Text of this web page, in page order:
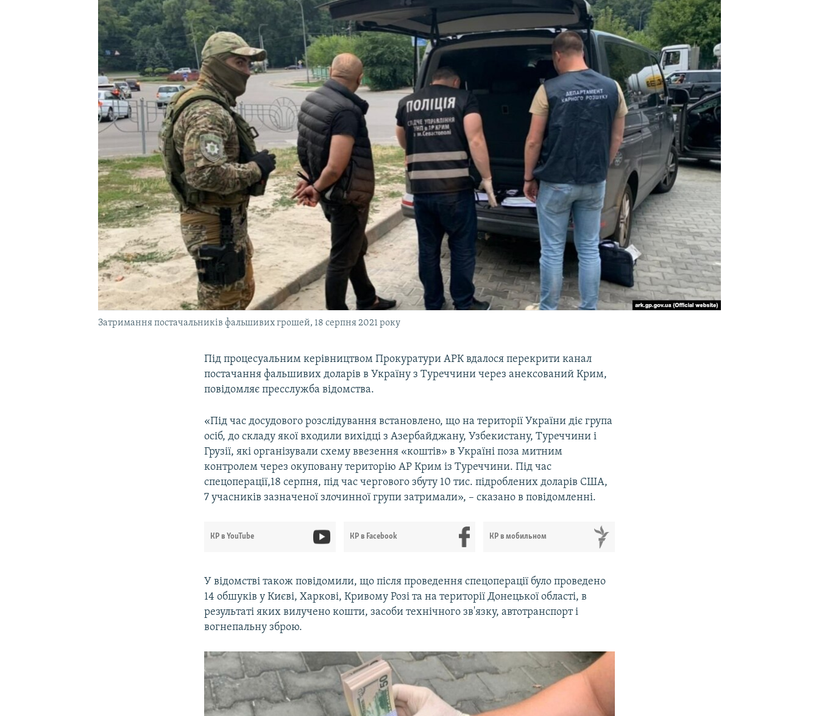
УКРАЇНСЬКА ПРОБЛЕМА КРИМУ
Затримання постачальників фальшивих грошей, 18 серпня 2021 року
Під процесуальним керівництвом Прокуратури АРК вдалося перекрити канал
постачання фальшивих доларів в Україну з Туреччини через анексований Крим,
повідомляє пресслужба відомства.
«Під час досудового розслідування встановлено, що на території України діє група
осіб, до складу якої входили вихідці з Азербайджану, Узбекистану, Туреччини і
Грузії, які організували схему ввезення «коштів» в Україні поза митним
контролем через окуповану територію АР Крим із Туреччини. Під час
спецоперації,18 серпня, під час чергового збуту 10 тис. підроблених доларів США,
7 учасників зазначеної злочинної групи затримали», – сказано в повідомленні.
КР в YouTube КР в Facebook КР в мобильном
У відомстві також повідомили, що після проведення спецоперації було проведено
14 обшуків у Києві, Харкові, Кривому Розі та на території Донецької області, в
результаті яких вилучено кошти, засоби технічного зв'язку, автотранспорт і
вогнепальну зброю.